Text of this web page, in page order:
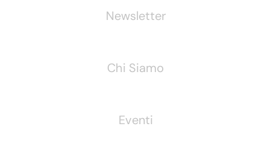
Newsletter
Chi Siamo
Eventi